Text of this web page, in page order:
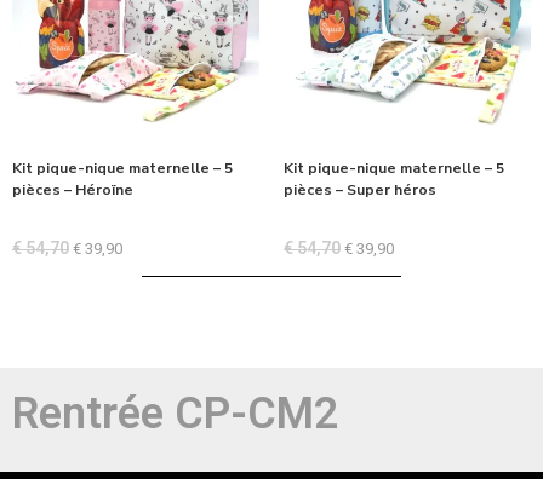
Kit pique-nique maternelle – 5
pièces – Héroïne
€54,70 € 39,90
Kit pique-nique maternelle – 5
pièces – Super héros
€54,70 € 39,90
Rentrée CP-CM2